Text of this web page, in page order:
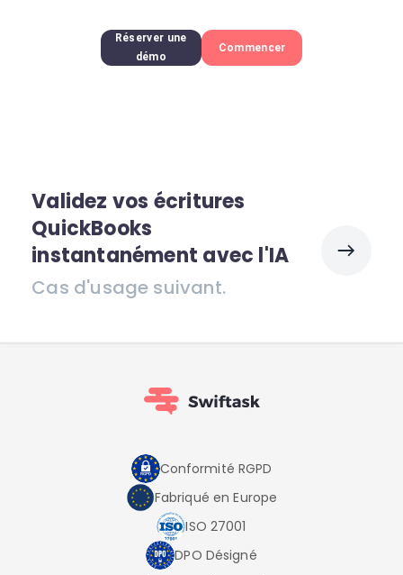
Réserver une
démo
Commencer
Validez vos écritures
QuickBooks
instantanément avec l'IA
Cas d'usage suivant.
Conformité RGPD
Fabriqué en Europe
ISO 27001
DPO Désigné